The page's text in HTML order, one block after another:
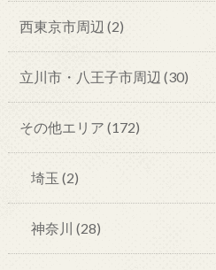
西東京市周辺 (2)
立川市・八王子市周辺 (30)
その他エリア (172)
埼玉 (2)
神奈川 (28)